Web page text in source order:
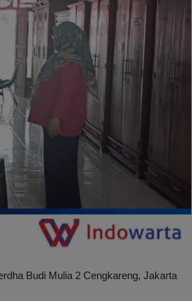
Budi Mulia 2 Cengkareng, Jakarta